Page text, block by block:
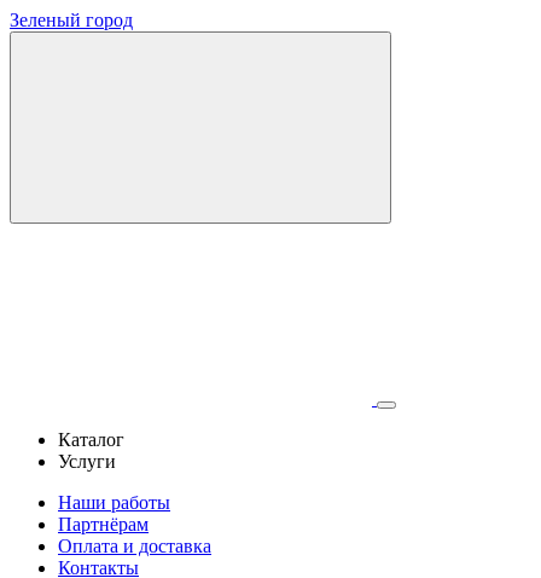
Зеленый город
Каталог
Услуги
Наши работы
Партнёрам
Оплата и доставка
Контакты